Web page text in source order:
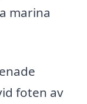
marina
foten av